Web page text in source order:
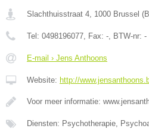
Slachthuisstraat 4, 1000 Brussel (
Tel: 0498196077, Fax: -, BTW-nr: -
E-mail › Jens Anthoons
Website: http://
Voor meer informatie:
Diensten: Psychotherapie,